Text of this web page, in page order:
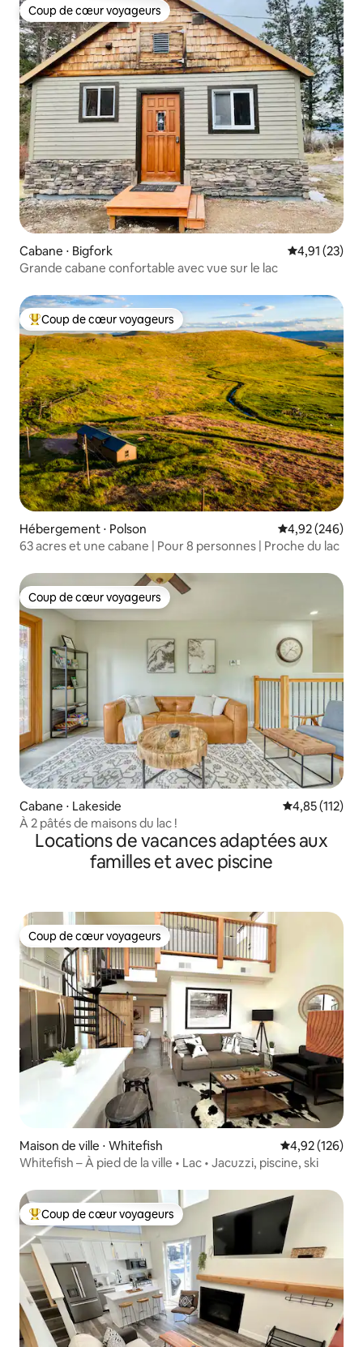
Coup de cœur voyageurs
Coup de cœur voyageurs
Cabane ⋅ Bigfork Évaluation
4,91 (23)
Grande cabane confortable avec vue sur le lac
Coups de cœur voyageurs les plus appréciés
Coup de cœur voyageurs
Hébergement ⋅ Polson Évaluation
4,92 (246)
63 acres et une cabane | Pour 8 personnes | Proche du lac
Coup de cœur voyageurs
Coup de cœur voyageurs
Cabane ⋅ Lakeside Évaluation
4,85 (112)
À 2 pâtés de maisons du lac !
Locations de vacances adaptées aux
familles et avec piscine
Coup de cœur voyageurs
Coup de cœur voyageurs
Maison de ville ⋅ Whitefish Évaluation
4,92 (126)
Whitefish – À pied de la ville • Lac • Jacuzzi, piscine, ski
Coups de cœur voyageurs les plus appréciés
Coup de cœur voyageurs